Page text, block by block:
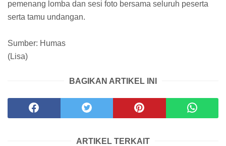
pemenang lomba dan sesi foto bersama seluruh peserta
serta tamu undangan.
Sumber: Humas
(Lisa)
BAGIKAN ARTIKEL INI
ARTIKEL TERKAIT